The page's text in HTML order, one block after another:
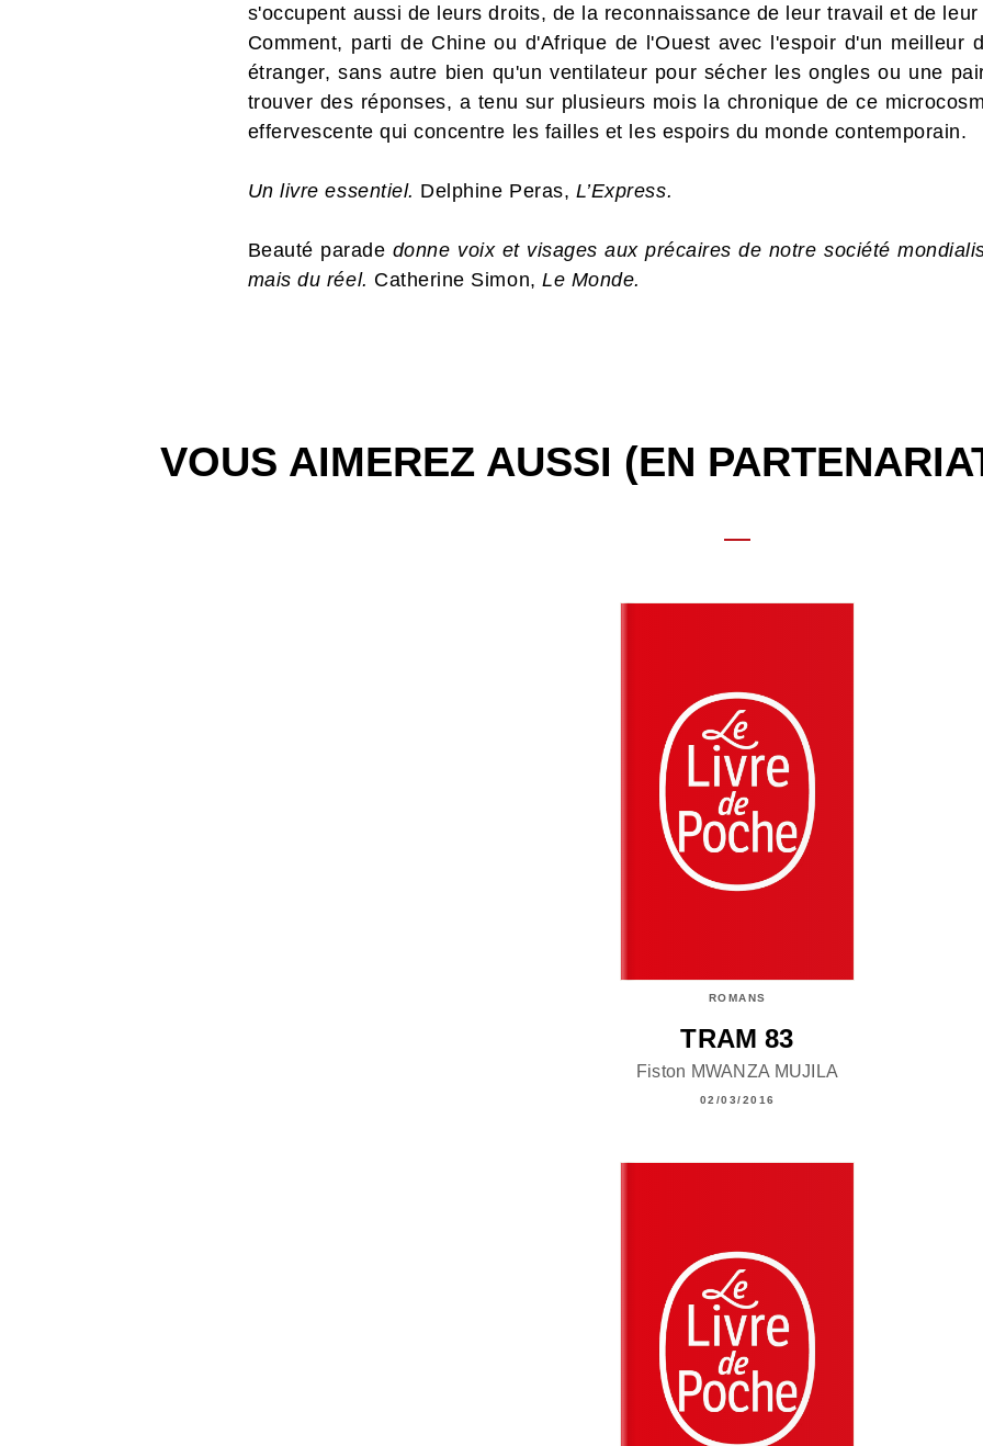
s'occupent aussi de leurs droits, de la reconnaissance de leur travail et de
Comment, parti de Chine ou d'Afrique de l'Ouest avec l'espoir d'un meilleur
étranger, sans autre bien qu'un ventilateur pour sécher les ongles ou une
trouver des réponses, a tenu sur plusieurs mois la chronique de ce
effervescente qui concentre les failles et les espoirs du monde contemporain.
Un livre essentiel. Delphine Peras, L’Express.
Beauté parade donne voix et visages aux précaires de notre société
mais du réel. Catherine Simon,Le Monde.
VOUS AIMEREZ AUSSI (EN
ROMANS
TRAM 83
Fiston MWANZA MUJILA
02/03/2016